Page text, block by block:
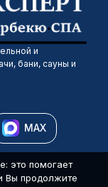
и
бани, сауны и
MAX
это помогает
Вы продолжите